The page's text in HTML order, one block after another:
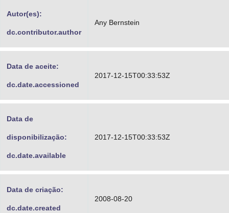
Banco Central do Brasil
Autor(es):
dc.contributor.author
Any Bernstein
Data de aceite:
dc.date.accessioned
2017-12-15T00:33:53Z
Data de
disponibilização:
dc.date.available
2017-12-15T00:33:53Z
Data de criação:
dc.date.created
2008-08-20